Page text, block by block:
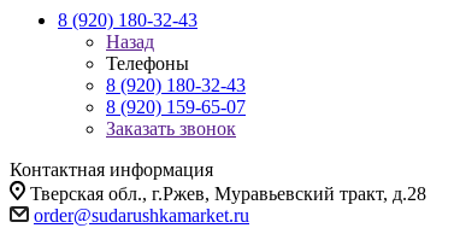
8 (920) 180-32-43
Назад
Телефоны
8 (920) 180-32-43
8 (920) 159-65-07
Заказать звонок
Контактная информация
Тверская обл., г.Ржев, Муравьевский тракт, д.28
order@sudarushkamarket.ru